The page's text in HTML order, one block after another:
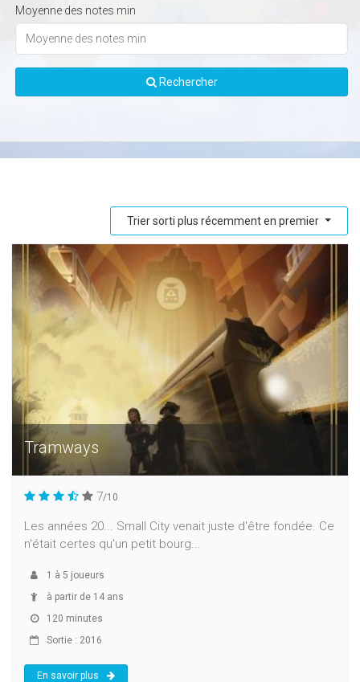
Moyenne des notes min
Rechercher
Trier sorti plus récemment en premier
Tramways
7/10
Les années 20... Small City venait juste d'être fondée. Ce
n'était certes qu'un petit bourg...
1 à 5 joueurs
à partir de 14 ans
120 minutes
Sortie : 2016
En savoir plus